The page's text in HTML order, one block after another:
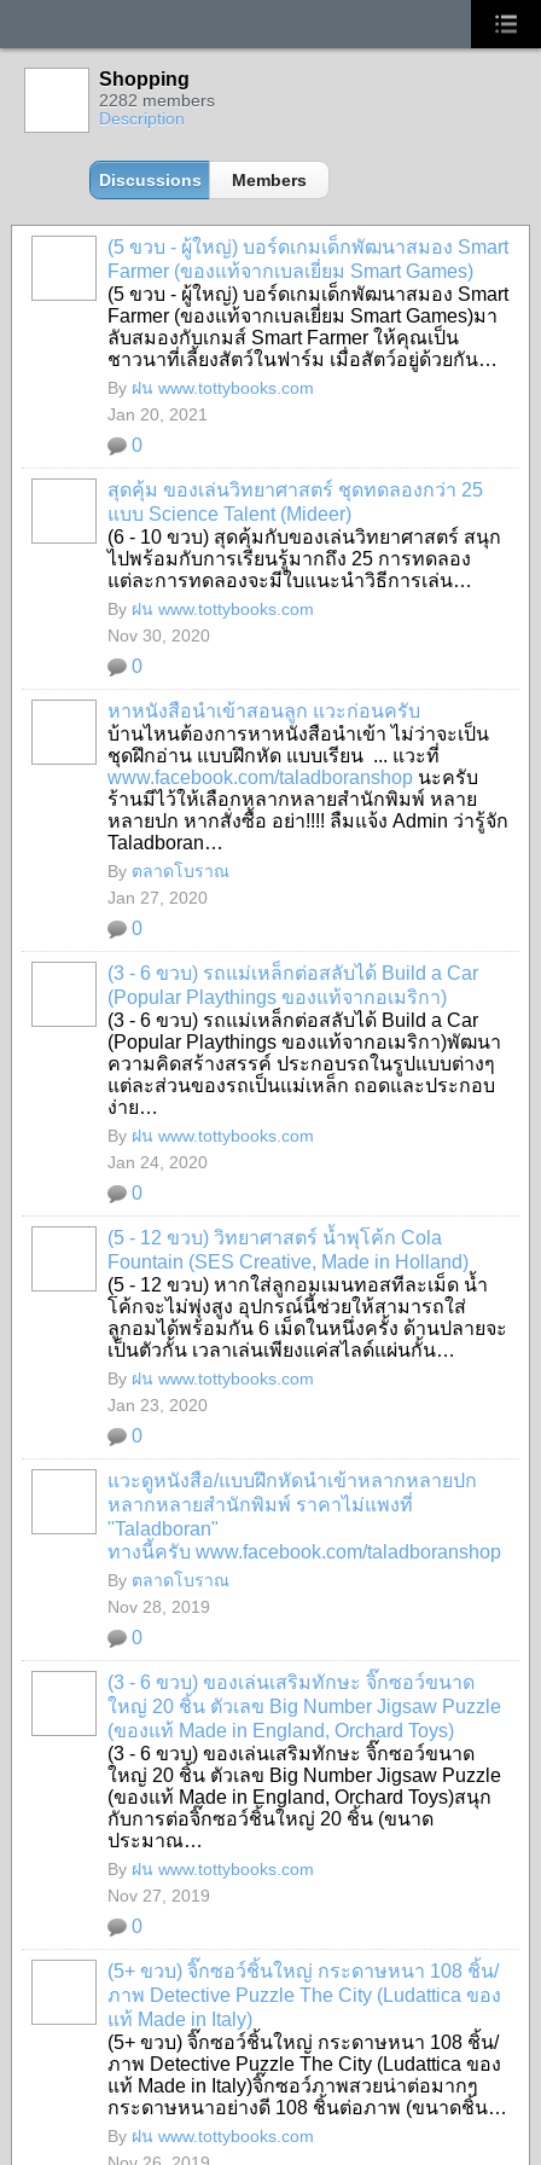
Shopping
2282 members
Description
Discussions Members
(5 ขวบ - ผู้ใหญ่) บอร์ดเกมเด็กพัฒนาสมอง Smart
Farmer (ของแท้จากเบลเยี่ยม Smart Games)
(5 ขวบ - ผู้ใหญ่) บอร์ดเกมเด็กพัฒนาสมอง Smart
Farmer (ของแท้จากเบลเยี่ยม Smart Games)มา
ลับสมองกับเกมส์ Smart Farmer ให้คุณเป็น
ชาวนาที่เลี้ยงสัตว์ในฟาร์ม เมื่อสัตว์อยู่ด้วยกัน…
By ฝน www.tottybooks.com
Jan 20, 2021
0
สุดคุ้ม ของเล่นวิทยาศาสตร์ ชุดทดลองกว่า 25
แบบ Science Talent (Mideer)
(6 - 10 ขวบ) สุดคุ้มกับของเล่นวิทยาศาสตร์ สนุก
ไปพร้อมกับการเรียนรู้มากถึง 25 การทดลอง
แต่ละการทดลองจะมีใบแนะนำวิธีการเล่น…
By ฝน www.tottybooks.com
Nov 30, 2020
0
หาหนังสือนำเข้าสอนลูก แวะก่อนครับ
บ้านไหนต้องการหาหนังสือนำเข้า ไม่ว่าจะเป็น
ชุดฝึกอ่าน แบบฝึกหัด แบบเรียน ... แวะที่
www.facebook.com/taladboranshop นะครับ
ร้านมีไว้ให้เลือกหลากหลายสำนักพิมพ์ หลาย
หลายปก หากสั่งซื้อ อย่า!!!! ลืมแจ้ง Admin ว่ารู้จัก
Taladboran…
By ตลาดโบราณ
Jan 27, 2020
0
(3 - 6 ขวบ) รถแม่เหล็กต่อสลับได้ Build a Car
(Popular Playthings ของแท้จากอเมริกา)
(3 - 6 ขวบ) รถแม่เหล็กต่อสลับได้ Build a Car
(Popular Playthings ของแท้จากอเมริกา)พัฒนา
ความคิดสร้างสรรค์ ประกอบรถในรูปแบบต่างๆ
แต่ละส่วนของรถเป็นแม่เหล็ก ถอดและประกอบ
ง่าย…
By ฝน www.tottybooks.com
Jan 24, 2020
0
(5 - 12 ขวบ) วิทยาศาสตร์ น้ำพุโค้ก Cola
Fountain (SES Creative, Made in Holland)
(5 - 12 ขวบ) หากใส่ลูกอมเมนทอสทีละเม็ด น้ำ
โค้กจะไม่พุ่งสูง อุปกรณ์นี้ช่วยให้สามารถใส่
ลูกอมได้พร้อมกัน 6 เม็ดในหนึ่งครั้ง ด้านปลายจะ
เป็นตัวกั้น เวลาเล่นเพียงแค่สไลด์แผ่นกั้น…
By ฝน www.tottybooks.com
Jan 23, 2020
0
แวะดูหนังสือ/แบบฝึกหัดนำเข้าหลากหลายปก
หลากหลายสำนักพิมพ์ ราคาไม่แพงที่
"Taladboran"
ทางนี้ครับ www.facebook.com/taladboranshop
By ตลาดโบราณ
Nov 28, 2019
0
(3 - 6 ขวบ) ของเล่นเสริมทักษะ จิ๊กซอว์ขนาด
ใหญ่ 20 ชิ้น ตัวเลข Big Number Jigsaw Puzzle
(ของแท้ Made in England, Orchard Toys)
(3 - 6 ขวบ) ของเล่นเสริมทักษะ จิ๊กซอว์ขนาด
ใหญ่ 20 ชิ้น ตัวเลข Big Number Jigsaw Puzzle
(ของแท้ Made in England, Orchard Toys)สนุก
กับการต่อจิ๊กซอว์ชิ้นใหญ่ 20 ชิ้น (ขนาด
ประมาณ…
By ฝน www.tottybooks.com
Nov 27, 2019
0
(5+ ขวบ) จิ๊กซอว์ชิ้นใหญ่ กระดาษหนา 108 ชิ้น/
ภาพ Detective Puzzle The City (Ludattica ของ
แท้ Made in Italy)
(5+ ขวบ) จิ๊กซอว์ชิ้นใหญ่ กระดาษหนา 108 ชิ้น/
ภาพ Detective Puzzle The City (Ludattica ของ
แท้ Made in Italy)จิ๊กซอว์ภาพสวยน่าต่อมากๆ
กระดาษหนาอย่างดี 108 ชิ้นต่อภาพ (ขนาดชิ้น…
By ฝน www.tottybooks.com